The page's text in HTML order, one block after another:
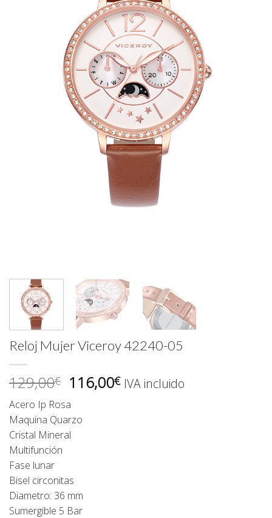
Reloj Mujer Viceroy 42240-05
129,00€ El
precio
original
era:
129,00€.
116,00€ElIVA incluido
Acero Ip Rosa
Maquina Quarzo
Cristal Mineral
Multifunción
Fase lunar
Bisel circonitas
Diametro: 36 mm
Sumergible 5 Bar